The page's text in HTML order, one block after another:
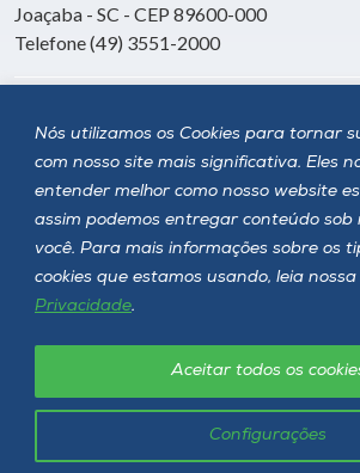
Nós utilizamos os Cookies para tornar
com nosso site mais significativa. Eles
entender melhor como nosso website
assim podemos entregar conteúdo sob
você. Para mais informações sobre os
cookies que estamos usando, leia nossa
Privacidade.
Configurações
Aceitar todos os
Joaçaba - SC - CEP 89600-000
Telefone (49) 3551-2000
Siga a Unoesc
Unoesc © 2026 - Todos os direitos reservados
Política de privacidade LGPD